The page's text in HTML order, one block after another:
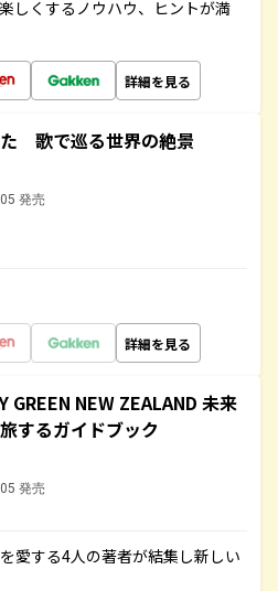
しくするノウハウ、ヒントが満
詳細を見る
歌で巡る世界の絶景
発売
詳細を見る
GREEN NEW ZEALAND 未来
するガイドブック
発売
愛する4人の著者が結集し新しい